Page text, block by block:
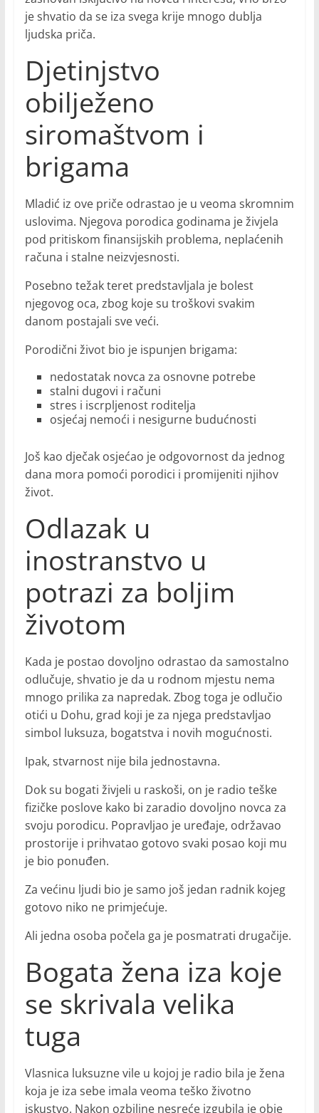
je shvatio da se iza svega krije mnogo dublja
ljudska priča.
Djetinjstvo
obilježeno
siromaštvom i
brigama
Mladić iz ove priče odrastao je u veoma skromnim
uslovima. Njegova porodica godinama je živjela
pod pritiskom finansijskih problema, neplaćenih
računa i stalne neizvjesnosti.
Posebno težak teret predstavljala je bolest
njegovog oca, zbog koje su troškovi svakim
danom postajali sve veći.
Porodični život bio je ispunjen brigama:
nedostatak novca za osnovne potrebe
stalni dugovi i računi
stres i iscrpljenost roditelja
osjećaj nemoći i nesigurne budućnosti
Još kao dječak osjećao je odgovornost da jednog
dana mora pomoći porodici i promijeniti njihov
život.
Odlazak u
inostranstvo u
potrazi za boljim
životom
Kada je postao dovoljno odrastao da samostalno
odlučuje, shvatio je da u rodnom mjestu nema
mnogo prilika za napredak. Zbog toga je odlučio
otići u Dohu, grad koji je za njega predstavljao
simbol luksuza, bogatstva i novih mogućnosti.
Ipak, stvarnost nije bila jednostavna.
Dok su bogati živjeli u raskoši, on je radio teške
fizičke poslove kako bi zaradio dovoljno novca za
svoju porodicu. Popravljao je uređaje, održavao
prostorije i prihvatao gotovo svaki posao koji mu
je bio ponuđen.
Za većinu ljudi bio je samo još jedan radnik kojeg
gotovo niko ne primjećuje.
Ali jedna osoba počela ga je posmatrati drugačije.
Bogata žena iza koje
se skrivala velika
tuga
Vlasnica luksuzne vile u kojoj je radio bila je žena
koja je iza sebe imala veoma teško životno
iskustvo. Nakon ozbiljne nesreće izgubila je obje